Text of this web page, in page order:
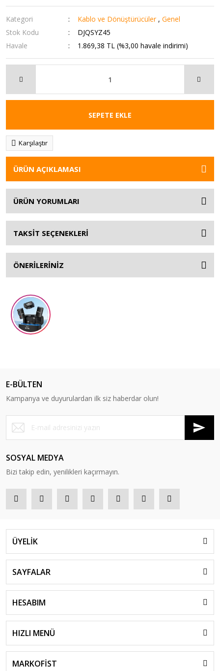
Kategori Kablo ve Dönüştürücüler ,Genel
Stok Kodu
DJQSYZ45
Havale
1.869,38 TL (%3,00 havale indirimi)
SEPETE EKLE
Karşılaştır
ÜRÜN AÇIKLAMASI
ÜRÜN YORUMLARI
TAKSİT SEÇENEKLERİ
ÖNERİLERİNİZ
E-BÜLTEN
Kampanya ve duyurulardan ilk siz haberdar olun!
SOSYAL MEDYA
Bizi takip edin, yenilikleri kaçırmayın.
ÜYELİK
SAYFALAR
HESABIM
HIZLI MENÜ
MARKOFİST